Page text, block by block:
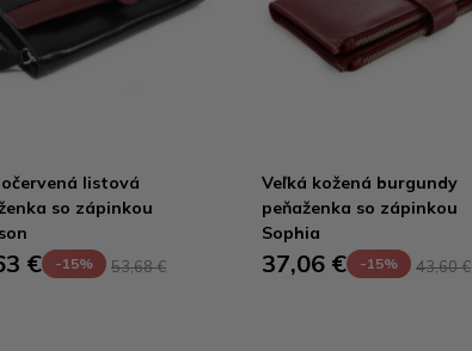
listová
so zápinkou
€ -15% 53,68 €
Veľká kožená burgundy
peňaženka so zápinkou
Sophia
37,06 € -15% 43,60 €